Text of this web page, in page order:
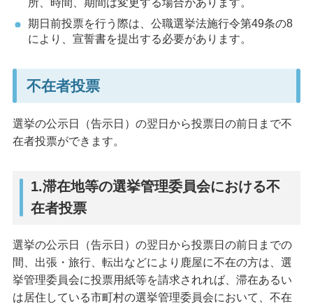
期日前投票を行う際は、公職選挙法施行令第49条の8
により、宣誓書を提出する必要があります。
不在者投票
選挙の公示日（告示日）の翌日から投票日の前日まで不
在者投票ができます。
1.滞在地等の選挙管理委員会における不
在者投票
選挙の公示日（告示日）の翌日から投票日の前日までの
間、出張・旅行、転出などにより鹿屋に不在の方は、選
挙管理委員会に投票用紙等を請求されれば、滞在あるい
は居住している市町村の選挙管理委員会において、不在